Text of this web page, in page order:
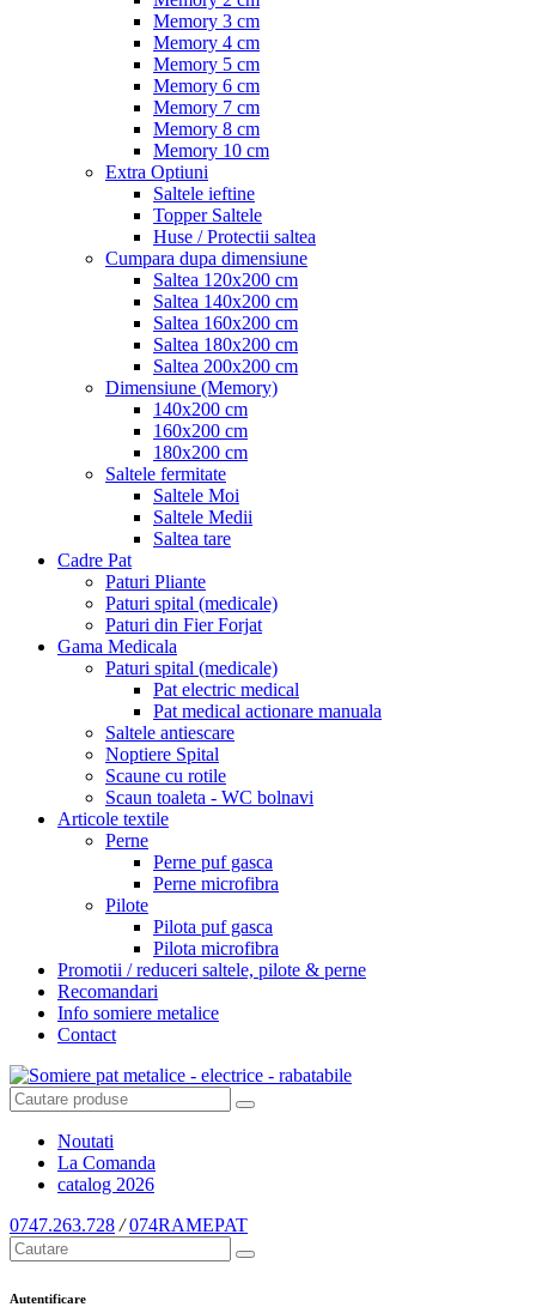
Memory 3 cm
Memory 4 cm
Memory 5 cm
Memory 6 cm
Memory 7 cm
Memory 8 cm
Memory 10 cm
Extra Optiuni
Saltele ieftine
Topper Saltele
Huse / Protectii saltea
Cumpara dupa dimensiune
Saltea 120x200 cm
Saltea 140x200 cm
Saltea 160x200 cm
Saltea 180x200 cm
Saltea 200x200 cm
Dimensiune (Memory)
140x200 cm
160x200 cm
180x200 cm
Saltele fermitate
Saltele Moi
Saltele Medii
Saltea tare
Cadre Pat
Paturi Pliante
Paturi spital (medicale)
Paturi din Fier Forjat
Gama Medicala
Paturi spital (medicale)
Pat electric medical
Pat medical actionare manuala
Saltele antiescare
Noptiere Spital
Scaune cu rotile
Scaun toaleta - WC bolnavi
Articole textile
Perne
Perne puf gasca
Perne microfibra
Pilote
Pilota puf gasca
Pilota microfibra
Promotii / reduceri saltele, pilote & perne
Recomandari
Info somiere metalice
Contact
Noutati
La Comanda
catalog 2026
0747.263.728 / 074RAMEPAT
Autentificare